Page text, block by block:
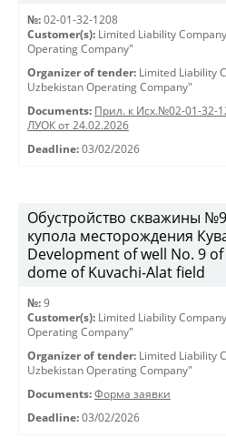
№: 02-01-32-1208
Customer(s): Limited Liability
Operating Company"
Organizer of tender: Limited Liability
Uzbekistan Operating Company"
Documents: Прил. к Исх.№02-01-32-
ЛУОК от 24.02.2026
Deadline: 03/02/2026
Обустройство скважины
купола месторождения
Development of well No. 9
dome of Kuvachi-Alat field
№: 9
Customer(s): Limited Liability
Operating Company"
Organizer of tender: Limited Liability
Uzbekistan Operating Company"
Documents: Форма заявки
Deadline: 03/02/2026